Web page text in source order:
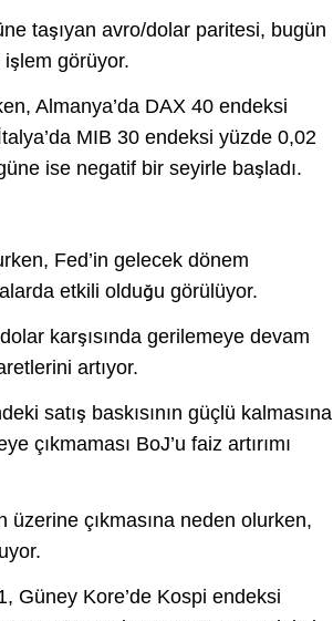
taşıyan avro/dolar paritesi, bugün
işlem görüyor.
Almanya’da DAX 40 endeksi
MIB 30 endeksi yüzde 0,02
ise negatif bir seyirle başladı.
Fed’in gelecek dönem
etkili olduğu görülüyor.
karşısında gerilemeye devam
artıyor.
satış baskısının güçlü kalmasına
çıkmaması BoJ’u faiz artırımı
çıkmasına neden olurken,
Güney Kore’de Kospi endeksi